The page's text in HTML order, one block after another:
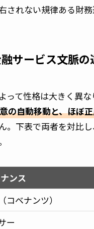
れない規律ある財
サービス文脈の
て性格は大きく異な
の自動移動と、ほぼ
。下表で両者を対比
ンス
コベナンツ）
ー